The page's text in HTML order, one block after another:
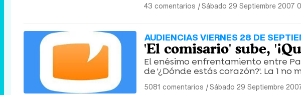
43 comentarios |Sábado 29 Septiembre 2007
AUDIENCIAS VIERNES 28 DE
'El comisario' sube,
El enésimo enfrentamiento entre
de '¿Dónde estás corazón?'. La 1
5081 comentarios |Sábado 29 Septiembre